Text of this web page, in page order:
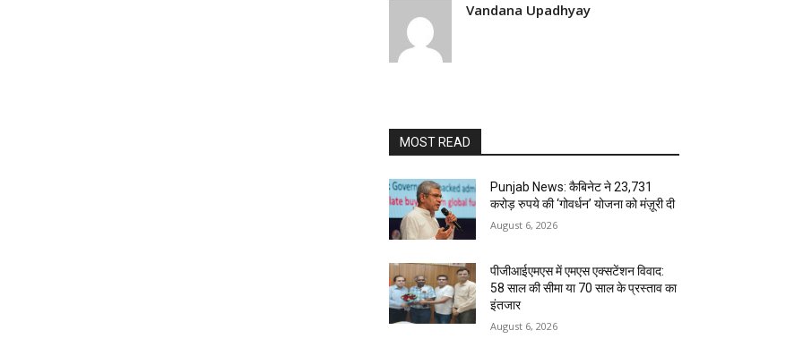
Vandana Upadhyay
MOST READ
Punjab News: कैबिनेट ने 23,731
करोड़ रुपये की ‘गोवर्धन’ योजना को मंज़ूरी दी
August 6, 2026
पीजीआईएमएस में एमएस एक्सटेंशन विवाद:
58 साल की सीमा या 70 साल के प्रस्ताव का
इंतजार
August 6, 2026